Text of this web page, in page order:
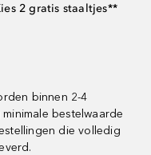
2 gratis staaltjes**
binnen 2-4
bestelwaarde
die volledig